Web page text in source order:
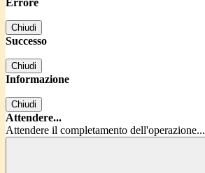
Errore
Chiudi
Successo
Chiudi
Informazione
Chiudi
Attendere...
Attendere il completamento dell'operazione...